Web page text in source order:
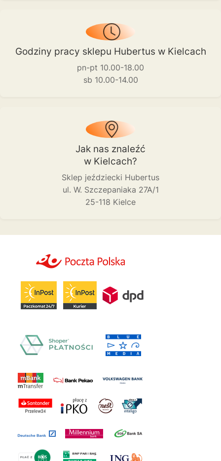
Godziny pracy sklepu Hubertus w Kielcach
pn-pt 10.00-18.00
sb 10.00-14.00
Jak nas znaleźć
w Kielcach?
Sklep jeździecki Hubertus
ul. W. Szczepaniaka 27A/1
25-118 Kielce